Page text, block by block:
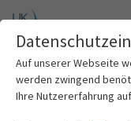
Allgemein-,
Auf unserer Webseite
werden zwingend
Ihre Nutzererfahrung